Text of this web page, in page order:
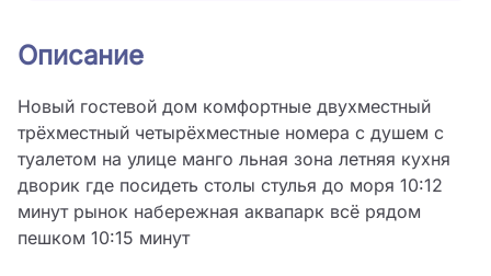
Описание
Новый гостевой дом комфортные двухместный
трёхместный четырёхместные номера с душем с
туалетом на улице манго льная зона летняя кухня
дворик где посидеть столы стулья до моря 10:12
минут рынок набережная аквапарк всё рядом
пешком 10:15 минут